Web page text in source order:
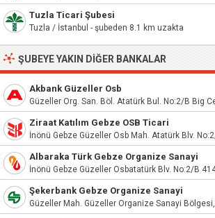
Tuzla Ticari Şubesi
Tuzla / İstanbul - şubeden 8.1 km uzakta
ŞUBEYE YAKIN DIĞER BANKALAR
Akbank Güzeller Osb
Ziraat Katılım Gebze OSB Ticari
İnönü Gebze Güzeller Osb Mah. Atatürk Blv.
Albaraka Türk Gebze Organize Sanayi
İnönü Gebze Güzeller Osbatatürk Blv. No:2/B
Şekerbank Gebze Organize Sanayi